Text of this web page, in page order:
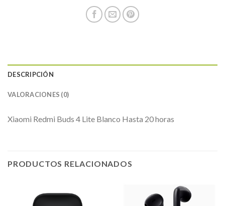
DESCRIPCIÓN
VALORACIONES (0)
Xiaomi Redmi Buds 4 Lite Blanco Hasta 20 horas
PRODUCTOS RELACIONADOS